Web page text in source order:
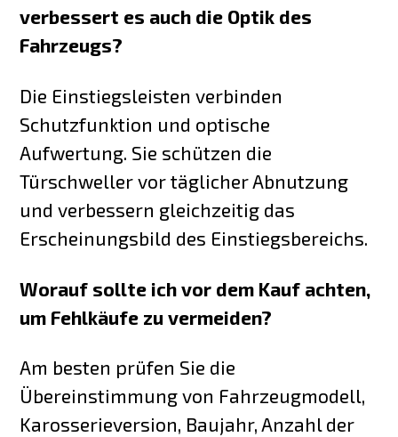
verbessert es auch die Optik des
Fahrzeugs?
Die Einstiegsleisten verbinden
Schutzfunktion und optische
Aufwertung. Sie schützen die
Türschweller vor täglicher Abnutzung
und verbessern gleichzeitig das
Erscheinungsbild des Einstiegsbereichs.
Worauf sollte ich vor dem Kauf achten,
um Fehlkäufe zu vermeiden?
Am besten prüfen Sie die
Übereinstimmung von Fahrzeugmodell,
Karosserieversion, Baujahr, Anzahl der